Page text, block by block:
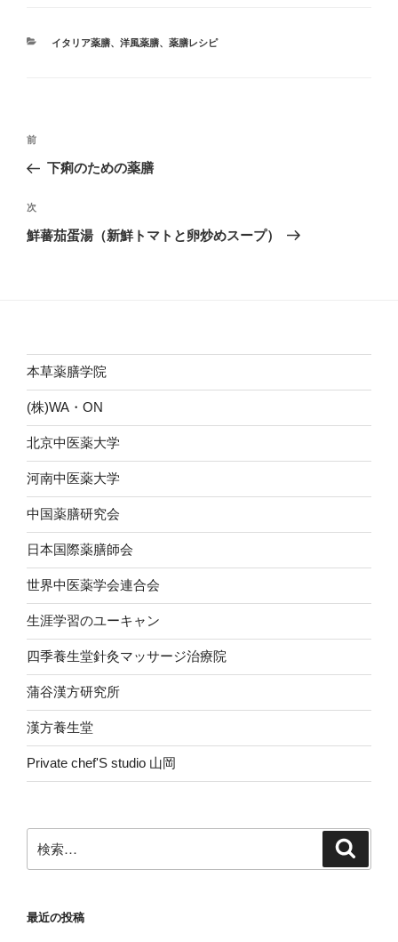
カ
イタリア薬膳、 洋風薬膳、 薬膳レシピ
投
ナ
ビ
ゲ
前
の
稿
前
下痢のための薬膳
次
の
次
鮮蕃茄蛋湯（新鮮トマトと卵炒めスープ）
本草薬膳学院
(株)WA・ON
北京中医薬大学
河南中医薬大学
中国薬膳研究会
日本国際薬膳師会
世界中医薬学会連合会
生涯学習のユーキャン
四季養生堂針灸マッサージ治療院
蒲谷漢方研究所
漢方養生堂
Private chef'S studio 山岡
索:
最近の投稿